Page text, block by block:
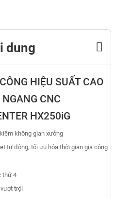
dung
HIỆU SUẤT CAO
CNC
HX250iG
không gian xưởng
tự động, tối ưu hóa thời gian gia công
thứ 4
trội